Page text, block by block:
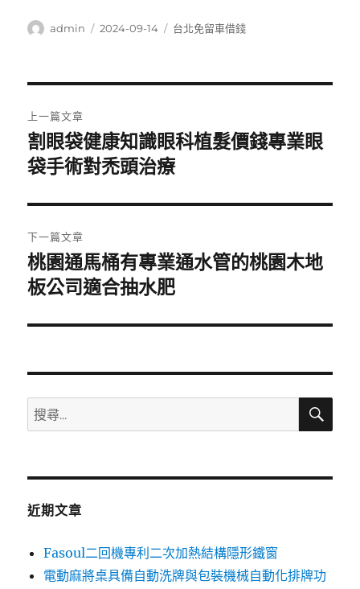
作
admin
發
2024-09-14
分
台北免留車借錢
章
導
覽
上一篇文章
上
一
文
章:
割眼袋健康知識眼科植髮價錢專業眼
袋手術對禿頭治療
下一篇文章
下
一
文
桃園通馬桶有專業通水管的桃園木地
板公司適合抽水肥
搜
尋
鍵
搜
近期文章
Fasoul二回機專利二次加熱結構隱形鐵窗
電動麻將桌具備自動洗牌與包裝機械自動化排牌功